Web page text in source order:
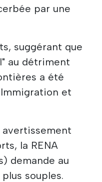
par une
suggérant que
au détriment
a été
et
avertissement
la RENA
demande au
souples.